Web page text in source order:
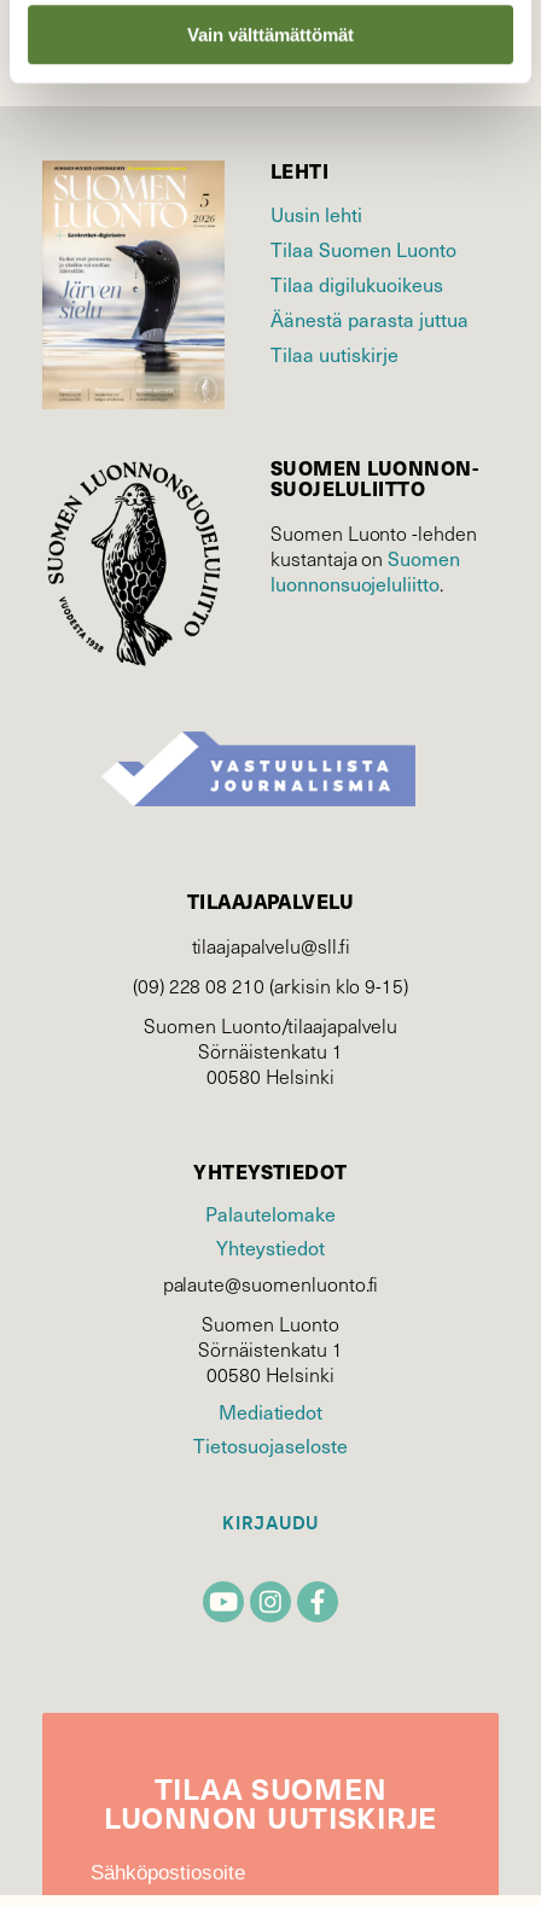
Vain välttämättömät
LEHTI
Uusin lehti
Tilaa Suomen Luonto
Tilaa digilukuoikeus
Äänestä parasta juttua
Tilaa uutiskirje
SUOMEN LUONNON­
SUOJELU­LIITTO
Suomen Luonto -lehden
kustantaja onSuomen
luonnonsuojelu­liitto.
TILAAJAPALVELU
tilaajapalvelu@sll.fi
(09) 228 08 210 (arkisin klo 9-15)
Suomen Luonto/tilaajapalvelu
Sörnäistenkatu 1
00580 Helsinki
YHTEYSTIEDOT
Palautelomake
Yhteystiedot
palaute@suomenluonto.fi
Suomen Luonto
Sörnäistenkatu 1
00580 Helsinki
Mediatiedot
Tietosuojaseloste
KIRJAUDU
TILAA SUOMEN
LUONNON UUTIS­KIRJE
Sähköpostiosoite